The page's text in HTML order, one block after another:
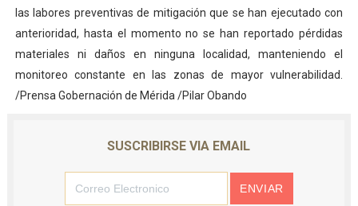
las labores preventivas de mitigación que se han ejecutado con
anterioridad, hasta el momento no se han reportado pérdidas
materiales ni daños en ninguna localidad, manteniendo el
monitoreo constante en las zonas de mayor vulnerabilidad.
/Prensa Gobernación de Mérida /Pilar Obando
SUSCRIBIRSE VIA EMAIL